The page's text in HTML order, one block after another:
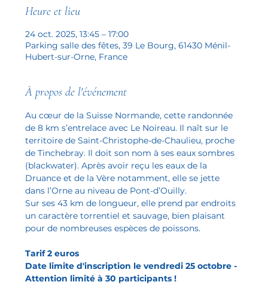
Heure et lieu
24 oct. 2025, 13:45 – 17:00
Parking salle des fêtes, 39 Le Bourg, 61430 Ménil-
Hubert-sur-Orne, France
À propos de l'événement
Au cœur de la Suisse Normande, cette randonnée
de 8 km s’entrelace avec Le Noireau. Il naît sur le
territoire de Saint-Christophe-de-Chaulieu, proche
de Tinchebray. Il doit son nom à ses eaux sombres
(blackwater). Après avoir reçu les eaux de la
Druance et de la Vère notamment, elle se jette
dans l’Orne au niveau de Pont-d’Ouilly.
Sur ses 43 km de longueur, elle prend par endroits
un caractère torrentiel et sauvage, bien plaisant
pour de nombreuses espèces de poissons.
Tarif 2 euros
Date limite d'inscription le vendredi 25 octobre -
Attention limité à 30 participants !